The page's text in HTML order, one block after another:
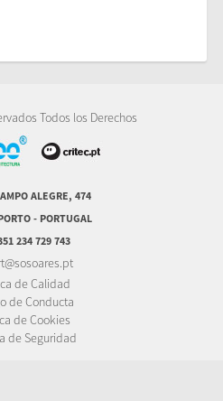
Todos los Derechos
ALEGRE, 474
- PORTUGAL
234 729 743
de Calidad
de Conducta
de Cookies
de Seguridad